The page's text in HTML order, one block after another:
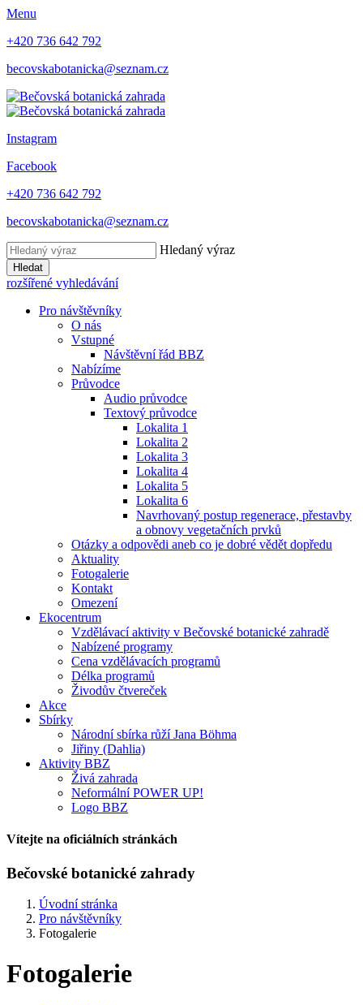
Menu
+420 736 642 792
becovskabotanicka@seznam.cz
Instagram
Facebook
+420 736 642 792
becovskabotanicka@seznam.cz
Hledaný výraz
Hledat
rozšířené vyhledávání
Pro návštěvníky
O nás
Vstupné
Návštěvní řád BBZ
Nabízíme
Průvodce
Audio průvodce
Textový průvodce
Lokalita 1
Lokalita 2
Lokalita 3
Lokalita 4
Lokalita 5
Lokalita 6
Navrhovaný postup regenerace, přestavby
a obnovy vegetačních prvků
Otázky a odpovědi aneb co je dobré vědět dopředu
Aktuality
Fotogalerie
Kontakt
Omezení
Ekocentrum
Vzdělávací aktivity v Bečovské botanické zahradě
Nabízené programy
Cena vzdělávacích programů
Délka programů
Živodův čtvereček
Akce
Sbírky
Národní sbírka růží Jana Böhma
Jiřiny (Dahlia)
Aktivity BBZ
Živá zahrada
Neformální POWER UP!
Logo BBZ
Vítejte na oficiálních stránkách
Bečovské botanické zahrady
Úvodní stránka
Pro návštěvníky
Fotogalerie
Fotogalerie